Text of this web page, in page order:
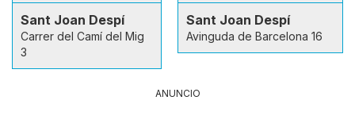
Sant Joan Despí
Carrer del Camí del Mig
3
Sant Joan Despí
Avinguda de Barcelona 16
ANUNCIO